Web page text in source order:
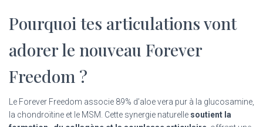
Pourquoi tes articulations vont
adorer le nouveau Forever
Freedom ?
Le Forever Freedom associe 89% d’aloe vera pur à la glucosamine,
la chondroïtine et le MSM. Cette synergie naturelle soutient la